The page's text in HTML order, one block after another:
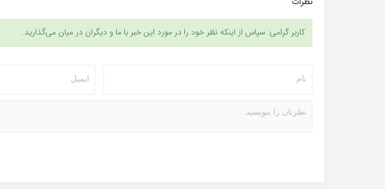
کاربر گرامی: سپاس از اینکه نظر خود را در مورد این خبر با ما و دیگران در میان می‌گذارید.